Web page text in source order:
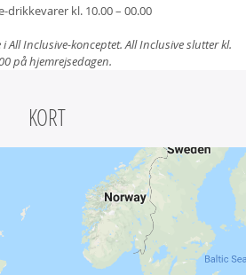
drikkevarer kl. 10.00 – 00.00
Inclusive-konceptet. All Inclusive slutter kl.
på hjemrejsedagen.
KORT